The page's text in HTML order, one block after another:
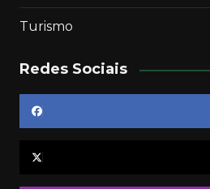
Turismo
Redes Sociais